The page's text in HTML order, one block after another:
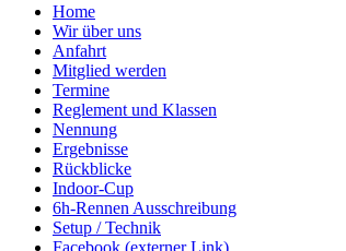
Home
Wir über uns
Anfahrt
Mitglied werden
Termine
Reglement und Klassen
Nennung
Ergebnisse
Rückblicke
Indoor-Cup
6h-Rennen Ausschreibung
Setup / Technik
Facebook (externer Link)